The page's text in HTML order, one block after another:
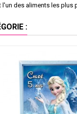
des aliments les
: